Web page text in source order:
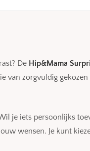
De Hip&Mama
van zorgvuldig gekozen
je iets persoonlijks
wensen. Je kunt